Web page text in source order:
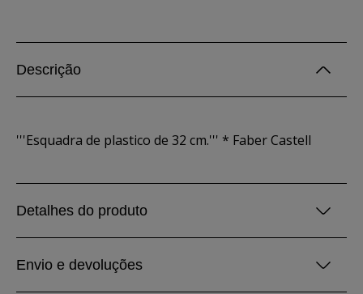
Descrição
'''Esquadra de plastico de 32 cm.''' * Faber Castell
Detalhes do produto
Envio e devoluções